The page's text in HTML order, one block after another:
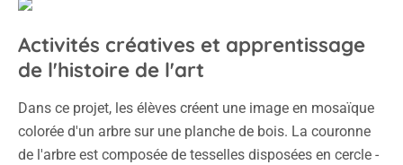
Activités créatives et apprentissage
de l'histoire de l'art
Dans ce projet, les élèves créent une image en mosaïque
colorée d'un arbre sur une planche de bois. La couronne
de l'arbre est composée de tesselles disposées en cercle -